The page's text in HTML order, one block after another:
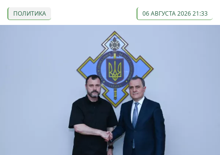
ПОЛИТИКА 06 АВГУСТА 2026 21:33